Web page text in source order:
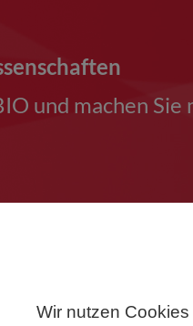
Wir nutzen
und machen Sie